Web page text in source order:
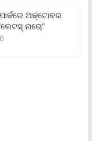
ଅକ୍ଟୋବର
ନାଚୋ”
0